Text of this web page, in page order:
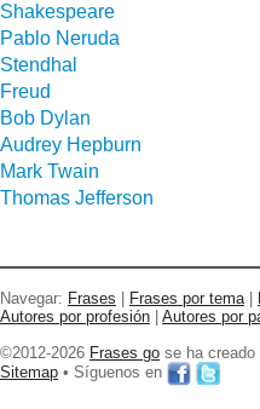
Shakespeare
Pablo Neruda
Stendhal
Freud
Bob Dylan
Audrey Hepburn
Mark Twain
Thomas Jefferson
Navegar: Frases Frases por tema|
Autores por profesión
Autores por
©2012-2026 Frases go se ha creado
Sitemap • Síguenos en